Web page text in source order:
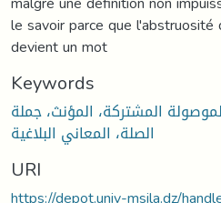
le savoir parce que
devient un mot
Keywords
المشتركة، المؤنث، جملة
الصلة، المعاني البلاغية
URI